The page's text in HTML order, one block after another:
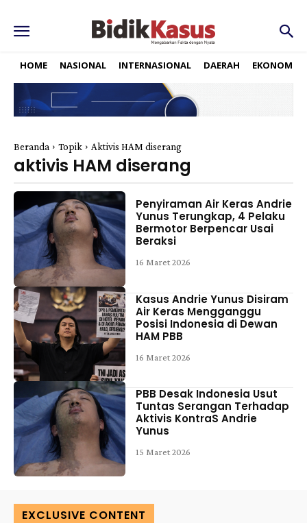
HOME NASIONAL INTERNASIONAL DAERAH EKONOMI
Beranda Topik Aktivis HAM diserang
aktivis HAM diserang
Penyiraman Air Keras Andrie
Yunus Terungkap, 4 Pelaku
Bermotor Berpencar Usai
Beraksi
16 Maret 2026
Kasus Andrie Yunus Disiram
Air Keras Mengganggu
Posisi Indonesia di Dewan
HAM PBB
16 Maret 2026
PBB Desak Indonesia Usut
Tuntas Serangan Terhadap
Aktivis KontraS Andrie
Yunus
15 Maret 2026
EXCLUSIVE CONTENT